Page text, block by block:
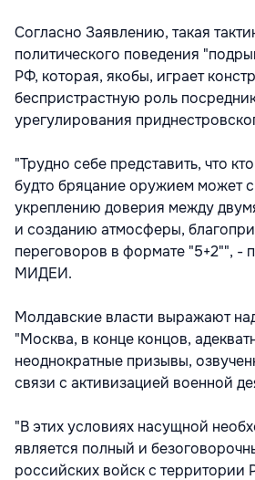
Согласно Заявлению, такая
политического поведения
РФ, которая, якобы, играет
беспристрастную роль
урегулирования
"Трудно себе представить, что
будто бряцание оружием может
укреплению доверия между
и созданию атмосферы,
переговоров в формате "5+2"", -
МИДЕИ.
Молдавские власти выражают
"Москва, в конце концов,
неоднократные призывы,
связи с активизацией военной
"В этих условиях насущной
является полный и
российских войск с